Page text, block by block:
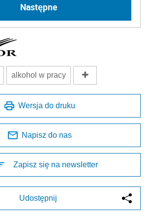
Następne
alkohol w pracy
Wersja do druku
Napisz do nas
Zapisz się na newsletter
Udostępnij